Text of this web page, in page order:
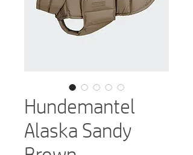
Hundemantel
Alaska Sandy